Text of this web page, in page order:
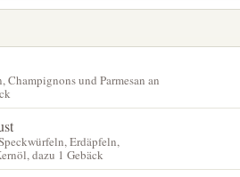
Champignons und Parmesan an
Erdäpfeln,
dazu 1 Gebäck